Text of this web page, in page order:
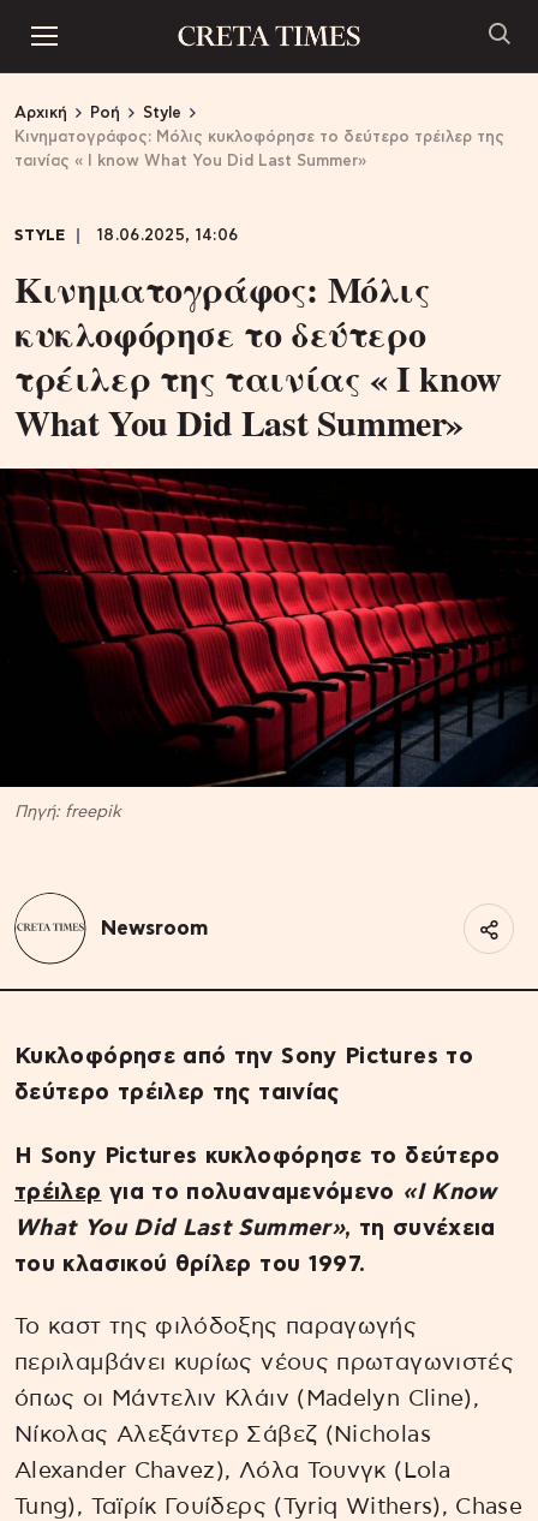
Αρχική Ροή
Style
Κινηματογράφος: Μόλις κυκλοφόρησε το δεύτερο τρέιλερ της
ταινίας « I know What You Did Last Summer»
STYLE 18.06.2025, 14:06
Κινηματογράφος: Μόλις
κυκλοφόρησε το δεύτερο
τρέιλερ της ταινίας « I know
What You Did Last Summer»
Πηγή: freepik
Newsroom
Κυκλοφόρησε από την Sony Pictures το
δεύτερο τρέιλερ της ταινίας
Η Sony Pictures κυκλοφόρησε το δεύτερο
τρέιλερ για το πολυαναμενόμενο «I Know
What You Did Last Summer», τη συνέχεια
του κλασικού θρίλερ του 1997.
Το καστ της φιλόδοξης παραγωγής
περιλαμβάνει κυρίως νέους πρωταγωνιστές
όπως οι Μάντελιν Κλάιν (Madelyn Cline),
Νίκολας Αλεξάντερ Σάβεζ (Nicholas
Alexander Chavez), Λόλα Τουνγκ (Lola
Tung), Ταϊρίκ Γουίδερς (Tyriq Withers), Chase